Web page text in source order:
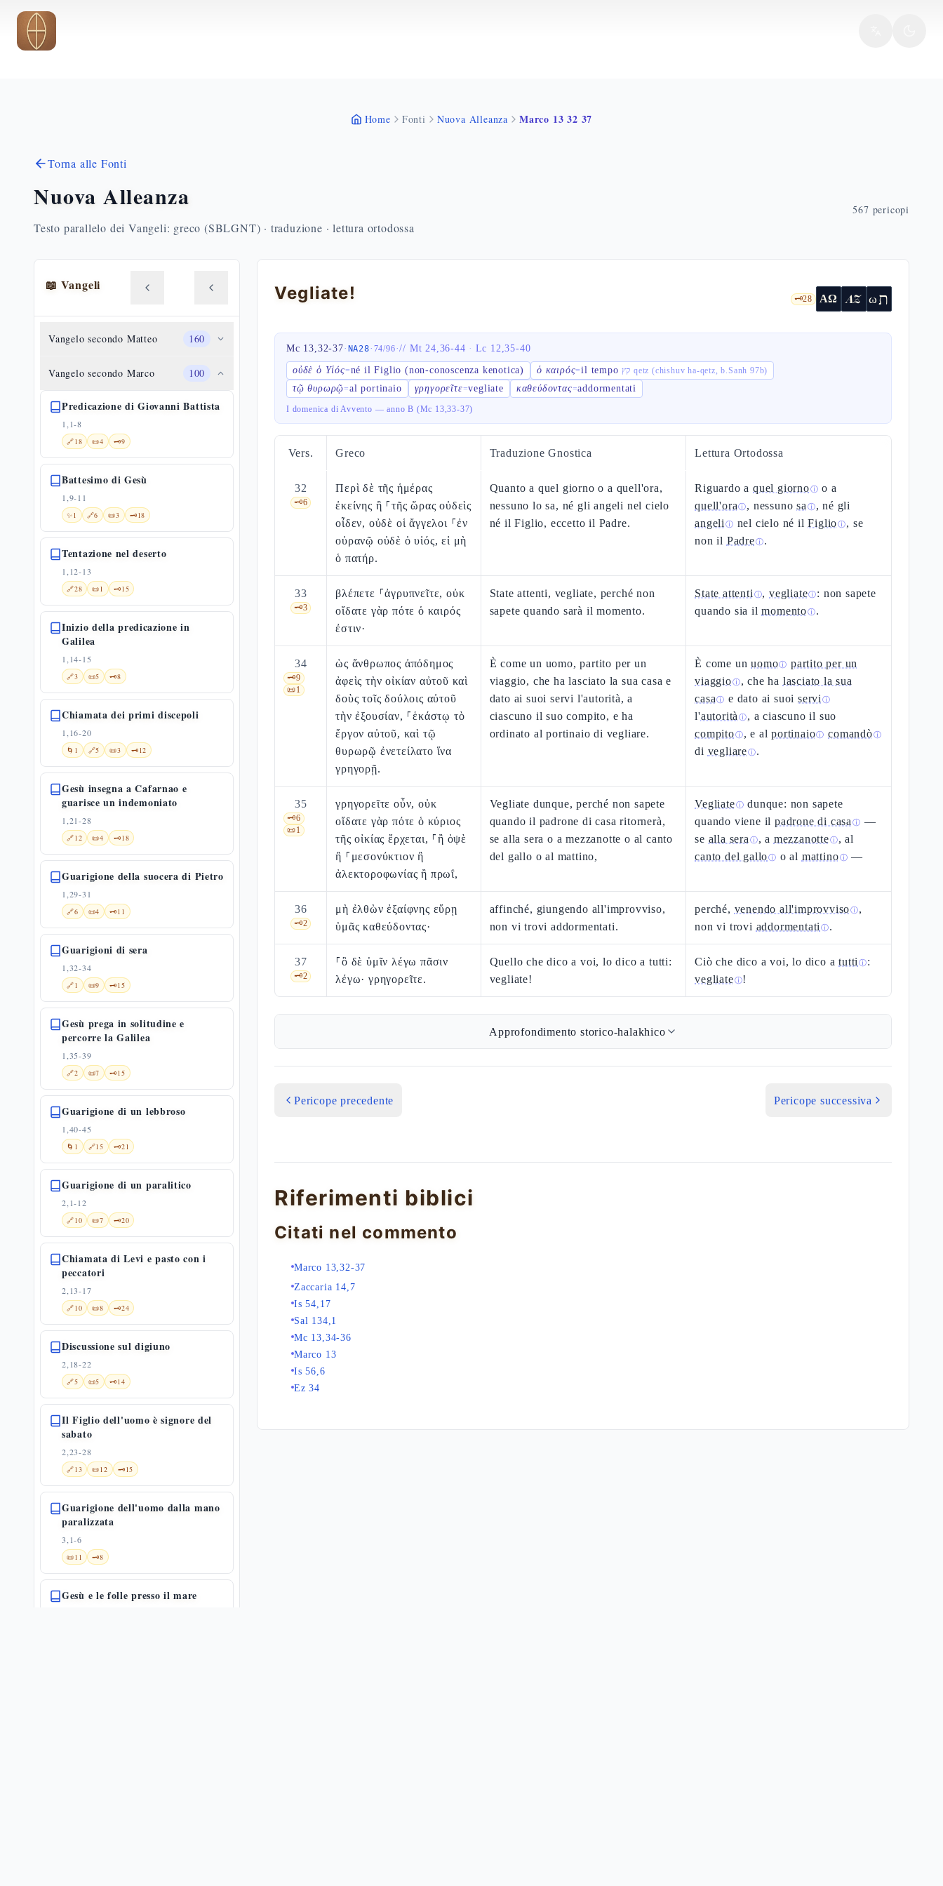
Vai al contenuto principale
Home Fonti Nuova Alleanza Marco 13 32 37
Torna alle Fonti
Nuova Alleanza
Testo parallelo dei Vangeli: greco (SBLGNT) · traduzione · lettura ortodossa
567 pericopi
📖 Vangeli
Vangelo secondo Matteo 160
Vangelo secondo Marco 100
Predicazione di Giovanni Battista
1,1-8
🔗18 📜4 🗝️9
Battesimo di Gesù
1,9-11
✨1 🔗6 📜3 🗝️18
Tentazione nel deserto
1,12-13
🔗28 📜1 🗝️15
Inizio della predicazione in
Galilea
1,14-15
🔗3 📜5 🗝️8
Chiamata dei primi discepoli
1,16-20
🌀 1 🔗5 📜3 🗝️12
Gesù insegna a Cafarnao e
guarisce un indemoniato
1,21-28
🔗12 📜4 🗝️18
Guarigione della suocera di Pietro
1,29-31
🔗6 📜4 🗝️11
Guarigioni di sera
1,32-34
🔗1 📜9 🗝️15
Gesù prega in solitudine e
percorre la Galilea
1,35-39
🔗2 📜7 🗝️15
Guarigione di un lebbroso
1,40-45
🌀 1 🔗15 🗝️21
Guarigione di un paralitico
2,1-12
🔗10 📜7 🗝️20
Chiamata di Levi e pasto con i
peccatori
2,13-17
🔗10 📜8 🗝️24
Discussione sul digiuno
2,18-22
🔗5 📜5 🗝️14
Il Figlio dell'uomo è signore del
sabato
2,23-28
🔗13 📜12 🗝️15
Guarigione dell'uomo dalla mano
paralizzata
3,1-6
📜11 🗝️8
Gesù e le folle presso il mare
Vegliate! 🗝️28 ΑΩ AZ ωת
Mc 13,32-37· NA28· 74/96·// Mt 24,36-44 · Lc 12,35-40
οὐδὲ ὁ Υἱός=né il Figlio (non-conoscenza kenotica) ὁ καιρός=il tempo קץ qetz (chishuv ha-qetz, b.Sanh 97b)
τῷ θυρωρῷ=al portinaio γρηγορεῖτε=vegliate καθεύδοντας=addormentati
I domenica di Avvento — anno B (Mc 13,33-37)
Vers. Greco Traduzione Gnostica Lettura Ortodossa
32
🗝️6
Περὶ δὲ τῆς ἡμέρας
ἐκείνης ἢ ⸀τῆς ὥρας οὐδεὶς
οἶδεν, οὐδὲ οἱ ἄγγελοι ⸀ἐν
οὐρανῷ οὐδὲ ὁ υἱός, εἰ μὴ
ὁ πατήρ.
Quanto a quel giorno o a quell'ora,
nessuno lo sa, né gli angeli nel cielo
né il Figlio, eccetto il Padre.
Riguardo aquel giornoⓘ o a
quell'ora ⓘ, nessunosa ⓘ, né gli
angeli ⓘ nel cielo né ilFiglioⓘ, se
non il Padreⓘ.
33
🗝️3
βλέπετε ⸀ἀγρυπνεῖτε, οὐκ
οἴδατε γὰρ πότε ὁ καιρός
ἐστιν·
State attenti, vegliate, perché non
sapete quando sarà il momento.
State attenti ⓘ,vegliateⓘ: non sapete
quando sia ilmomentoⓘ.
34
🗝️9
📜1
ὡς ἄνθρωπος ἀπόδημος
ἀφεὶς τὴν οἰκίαν αὐτοῦ καὶ
δοὺς τοῖς δούλοις αὐτοῦ
τὴν ἐξουσίαν, ⸀ἑκάστῳ τὸ
ἔργον αὐτοῦ, καὶ τῷ
θυρωρῷ ἐνετείλατο ἵνα
γρηγορῇ.
È come un uomo, partito per un
viaggio, che ha lasciato la sua casa e
dato ai suoi servi l'autorità, a
ciascuno il suo compito, e ha
ordinato al portinaio di vegliare.
È come unuomoⓘ partito per un
viaggioⓘ, che ha lasciato la sua
casa ⓘ e dato ai suoiservi ⓘ
l'autorità ⓘ, a ciascuno il suo
compitoⓘ, e alportinaioⓘ comandòⓘ
di vegliareⓘ.
35
🗝️6
📜1
γρηγορεῖτε οὖν, οὐκ
οἴδατε γὰρ πότε ὁ κύριος
τῆς οἰκίας ἔρχεται, ⸀ἢ ὀψὲ
ἢ ⸀μεσονύκτιον ἢ
ἀλεκτοροφωνίας ἢ πρωΐ,
Vegliate dunque, perché non sapete
quando il padrone di casa ritornerà,
se alla sera o a mezzanotte o al canto
del gallo o al mattino,
Vegliateⓘ dunque: non sapete
quando viene ilpadrone di casa ⓘ —
se alla sera ⓘ, a mezzanotteⓘ, al
canto del galloⓘ o al mattinoⓘ —
36
🗝️2
μὴ ἐλθὼν ἐξαίφνης εὕρῃ
ὑμᾶς καθεύδοντας·
affinché, giungendo all'improvviso,
non vi trovi addormentati.
perché, venendo all'improvvisoⓘ,
non vi trovi addormentati ⓘ.
37
🗝️2
⸀ὃ δὲ ὑμῖν λέγω πᾶσιν
λέγω· γρηγορεῖτε.
Quello che dico a voi, lo dico a tutti:
vegliate!
Ciò che dico a voi, lo dico atutti ⓘ:
vegliateⓘ!
Approfondimento storico-halakhico
Pericope precedente Pericope successiva
Riferimenti biblici
Citati nel commento
Marco 13,32-37
Zaccaria 14,7
Is 54,17
Sal 134,1
Mc 13,34-36
Marco 13
Is 56,6
Ez 34